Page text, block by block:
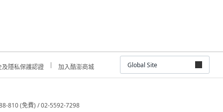
及隱私保護認證 加入酷澎商城 Global Site
810 (免費) / 02-5592-7298